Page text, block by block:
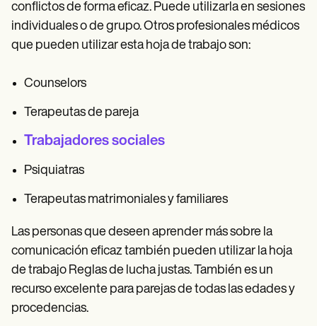
conflictos de forma eficaz. Puede utilizarla en sesiones
individuales o de grupo. Otros profesionales médicos
que pueden utilizar esta hoja de trabajo son:
Counselors
Terapeutas de pareja
Trabajadores sociales
Psiquiatras
Terapeutas matrimoniales y familiares
Las personas que deseen aprender más sobre la
comunicación eficaz también pueden utilizar la hoja
de trabajo Reglas de lucha justas. También es un
recurso excelente para parejas de todas las edades y
procedencias.